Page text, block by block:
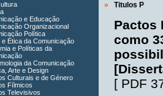
e Educação
Organizacional
Política
e Ética da Comunicação
e Políticas da
da Comunicação
Arte e Design
Culturais e de Género
Fílmicos
Televisivos
» Titulos P
Pactos
como
[ PDF